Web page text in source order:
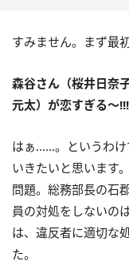
すみません。まず最
森谷さん（桜井日奈
元太）が恋すぎる〜!!!
はぁ……。というわけ
いきたいと思います
問題。総務部長の石
員の対処をしないの
は、違反者に適切な
た。